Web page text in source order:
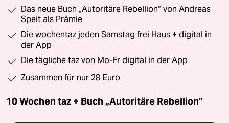
Das neue Buch „Autoritäre Rebellion“ von Andreas
Speit als Prämie
Die wochentaz jeden Samstag frei Haus + digital in
der App
Die tägliche taz von Mo-Fr digital in der App
Zusammen für nur 28 Euro
10 Wochen taz + Buch „Autoritäre Rebellion“